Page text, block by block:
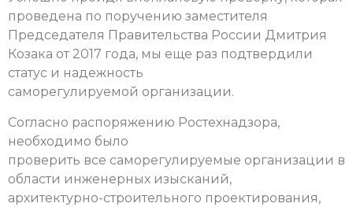
проведена по поручению заместителя
Председателя Правительства России Дмитрия
Козака от 2017 года, мы еще раз подтвердили
статус и надежность
саморегулируемой организации.
Согласно распоряжению Ростехнадзора,
необходимо было
проверить все саморегулируемые организации в
области инженерных изысканий,
архитектурно-строительного проектирования,